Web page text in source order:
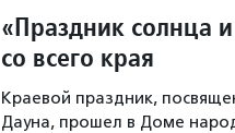
«Праздник солнца
со всего края
Краевой праздник,
Дауна, прошел в Доме